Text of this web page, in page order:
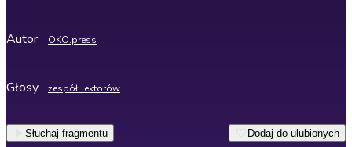
Autor OKO.press
Głosy zespół lektorów
Słuchaj fragmentu Dodaj do ulubionych